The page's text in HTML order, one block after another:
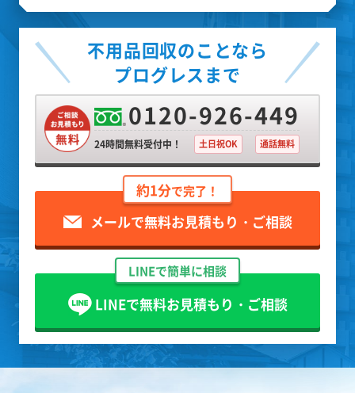
不用品回収のことなら
プログレスまで
0120-926-449
24時間無料受付中！ 土日祝OK 通話無料
約1分で完了！
メールで無料お見積もり・ご相談
LINEで簡単に相談
LINEで無料お見積もり・ご相談